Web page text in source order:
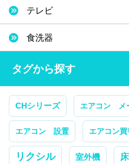
テレビ
食洗器
タグから探す
CHシリーズ エアコン メ
エアコン 設置 エアコン買
リクシル 室外機 床